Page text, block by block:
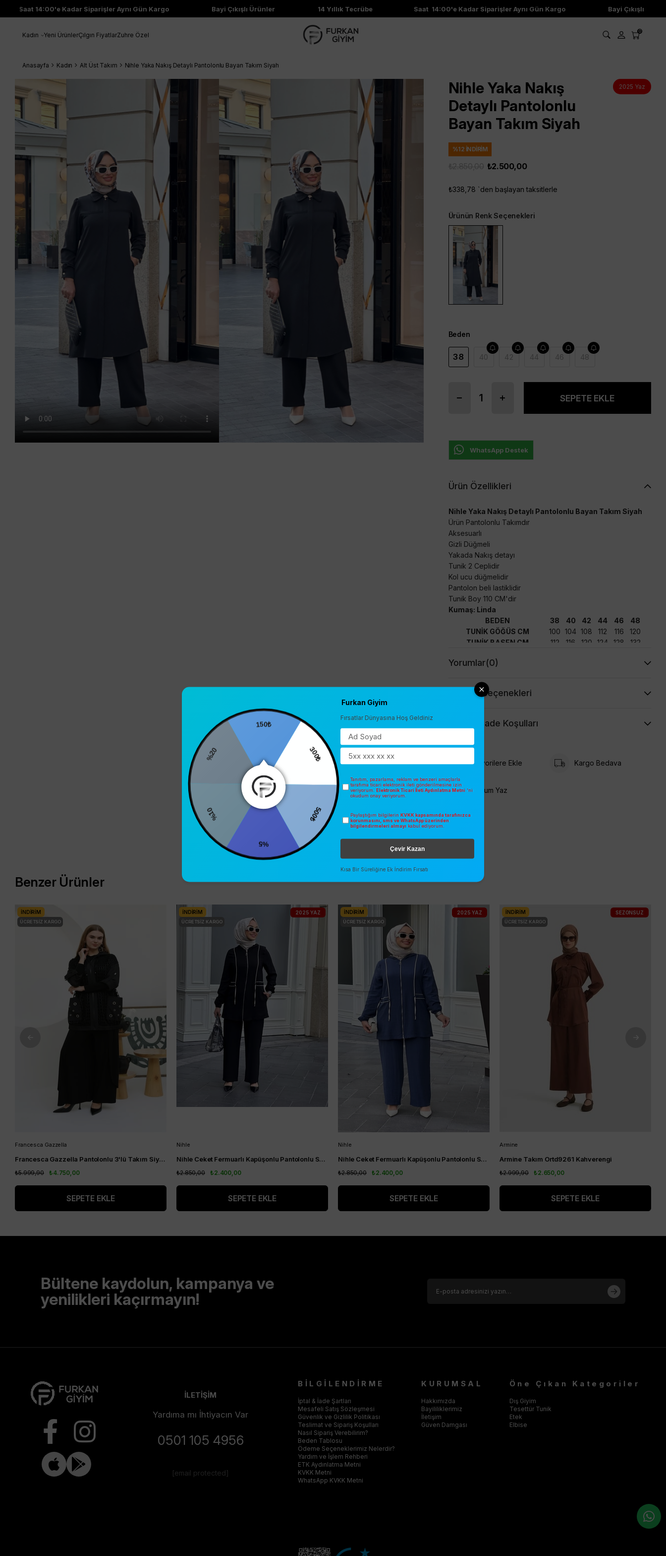
Saat 14:00'e Kadar Siparişler Aynı Gün Kargo Bayi Çıkışlı Ürünler 14 Yıllık Tecrübe Saat 14:00'e Kadar Siparişler Aynı Gün Kargo Bayi Çıkışlı Ürünler
Kadın Yeni ÜrünlerÇılgın FiyatlarZuhre Özel 0
Anasayfa Kadın Alt Üst Takım Nihle Yaka Nakış Detaylı Pantolonlu Bayan Takım Siyah
Nihle Yaka Nakış
Detaylı Pantolonlu
Bayan Takım Siyah
2025 Yaz
%12 İNDIRIM
₺2.500,00
₺338,78 `den başlayan taksitlerle
Ürünün Renk Seçenekleri
Beden
38 40 42 44 46 48
WhatsApp Destek
Ürün Özellikleri
Nihle Yaka Nakış Detaylı Pantolonlu Bayan Takım Siyah
Ürün Pantolonlu Takımdır
Aksesuarlı
Gizli Düğmeli
Yakada Nakış detayı
Tunik 2 Ceplidir
Kol ucu düğmelidir
Pantolon beli lastiklidir
Tunik Boy 110 CM'dir
Kumaş: Linda
BEDEN
38 40 42 44 46
48
TUNİK GÖĞÜS CM
100 104 108 112 116
120
TUNİK BASEN CM
112 116 120 124 128
132
PANTOLON BOY CM
Yorumlar(0)
Ödeme Seçenekleri
İptal ve İade Koşulları
Favorilere Ekle Kargo Bedava
Yorum Yaz
Benzer Ürünler
Francesca Gazzella
Francesca Gazzella Pantolonlu 3'lü Takım Siyah
₺4.750,00
₺5.999,90
SEPETE EKLE
İNDIRIM
ÜCRETSIZ KARGO
Nihle
Nihle Ceket Fermuarlı Kapüşonlu Pantolonlu Spor Bayan Takım Siyah
₺2.400,00
₺2.850,00
SEPETE EKLE
İNDIRIM
ÜCRETSIZ KARGO
2025 YAZ
Nihle
Nihle Ceket Fermuarlı Kapüşonlu Pantolonlu Spor Bayan Takım Lacivert
₺2.400,00
₺2.850,00
SEPETE EKLE
İNDIRIM
ÜCRETSIZ KARGO
2025 YAZ
Armine
Armine Takım Ortd9261 Kahverengi
₺2.650,00
₺2.999,90
SEPETE EKLE
İNDIRIM
ÜCRETSIZ KARGO
SEZONSUZ
Bültene kaydolun, kampanya ve
yenilikleri kaçırmayın!
İLETİŞİM
Yardıma mı İhtiyacın Var
0501 105 4956
[email protected]
BİLGİLENDİRME
İptal & İade Şartları
Mesafeli Satış Sözleşmesi
Güvenlik ve Gizlilik Politikası
Teslimat ve Sipariş Koşulları
Nasıl Sipariş Verebilirim?
Beden Tablosu
Ödeme Seçeneklerimiz Nelerdir?
Yardım ve İşlem Rehberi
ETK Aydınlatma Metni
KVKK Metni
WhatsApp KVKK Metni
KURUMSAL
Hakkımızda
Bayililiklerimiz
İletişim
Güven Damgası
Öne Çıkan Kategoriler
Dış Giyim
Tesettür Tunik
Etek
Elbise
150₺
300₺
500₺
%5
%10
%20
Furkan Giyim
Fırsatlar Dünyasına Hoş Geldiniz
Tanıtım, pazarlama, reklam ve benzeri amaçlarla
tarafıma ticari elektronik ileti gönderilmesine izin
veriyorum. Elektronik Ticari İleti Aydınlatma Metni 'ni
okudum onay veriyorum.
Paylaştığım bilgilerin KVKK kapsamında tarafınızca
korunmasını, sms ve WhatsApp üzerinden
bilgilendirmeleri almayı kabul ediyorum.
Çevir Kazan
Kısa Bir Süreliğine Ek İndirim Fırsatı